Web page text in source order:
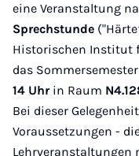
eine Veranstaltung
Sprechstunde
Historischen Institut
das
14 Uhr in Raum
Bei dieser
Voraussetzungen -
Lehrveranstaltungen